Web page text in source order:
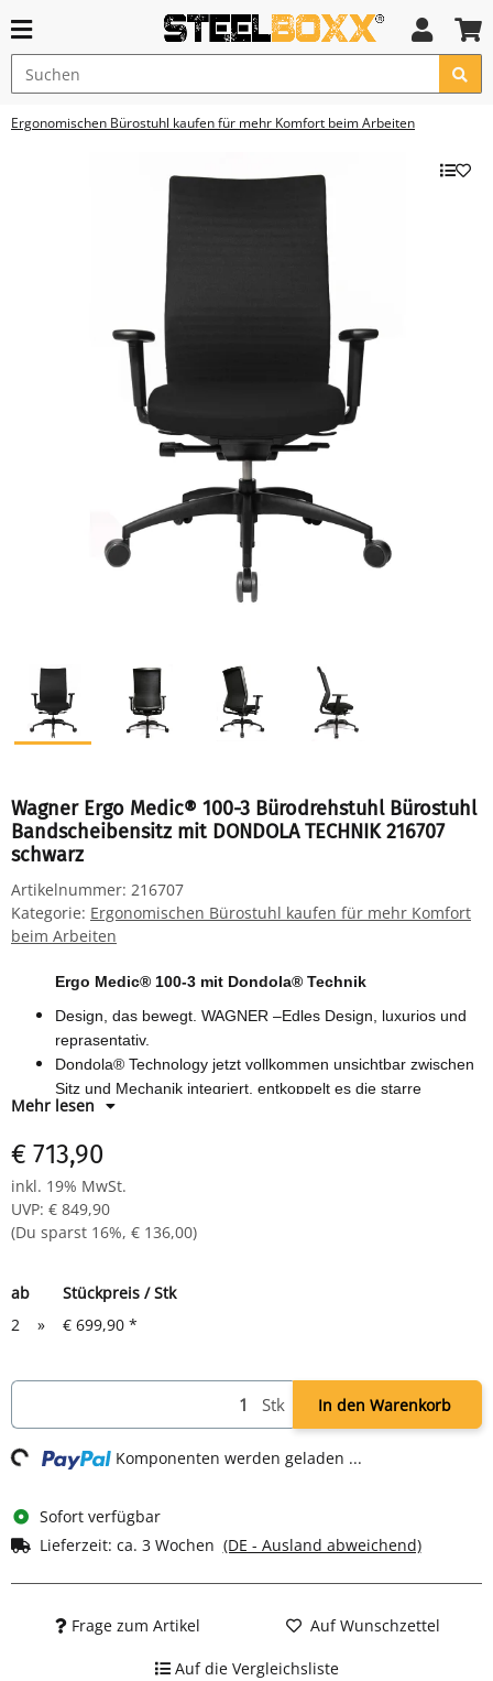
Ergonomischen Bürostuhl kaufen für mehr Komfort beim Arbeiten
Wagner Ergo Medic® 100-3 Bürodrehstuhl Bürostuhl
Bandscheibensitz mit DONDOLA TECHNIK 216707
schwarz
Artikelnummer: 216707
Kategorie: Ergonomischen Bürostuhl kaufen für mehr Komfort
beim Arbeiten
Ergo Medic® 100-3 mit Dondola® Technik
Design, das bewegt. WAGNER –Edles Design, luxurios und
reprasentativ.
Dondola® Technology jetzt vollkommen unsichtbar zwischen
Sitz und Mechanik integriert, entkoppelt es die starre
Verbindung zum Stuhlunterteil.
eine über Stunden unveranderte Sitzhaltung und fordert
permanent dynamisches, muskelaktivierendes Sitzen in
Bewegung, ahnlich dem Gymnastikball-Prinzip.
Mit weichen Softpad-Armauflagen Punktsynchronmechanik
Design-Fußkreuz Polyamid schwarz
Sicherheitsgebremste Doppelrollen Hartbodenrollen groß
Bezug TB0 (schwarz) wie abgebildet.
48 - 55 cm Lehnenhöhe 66 - 72 cm Gesamthöhe 129 - 144
Farbe: schwarz
Gewicht: ca. 20,4 kg
Mehr lesen
€ 713,90
inkl. 19% MwSt.
UVP: € 849,90
(Du sparst 16%, € 136,00)
ab
Stückpreis / Stk
2
» € 699,90 *
Stk In den Warenkorb
Loading... Komponenten werden geladen ...
Sofort verfügbar
Lieferzeit: ca. 3 Wochen (DE - Ausland abweichend)
Frage zum Artikel Auf Wunschzettel
Auf die Vergleichsliste